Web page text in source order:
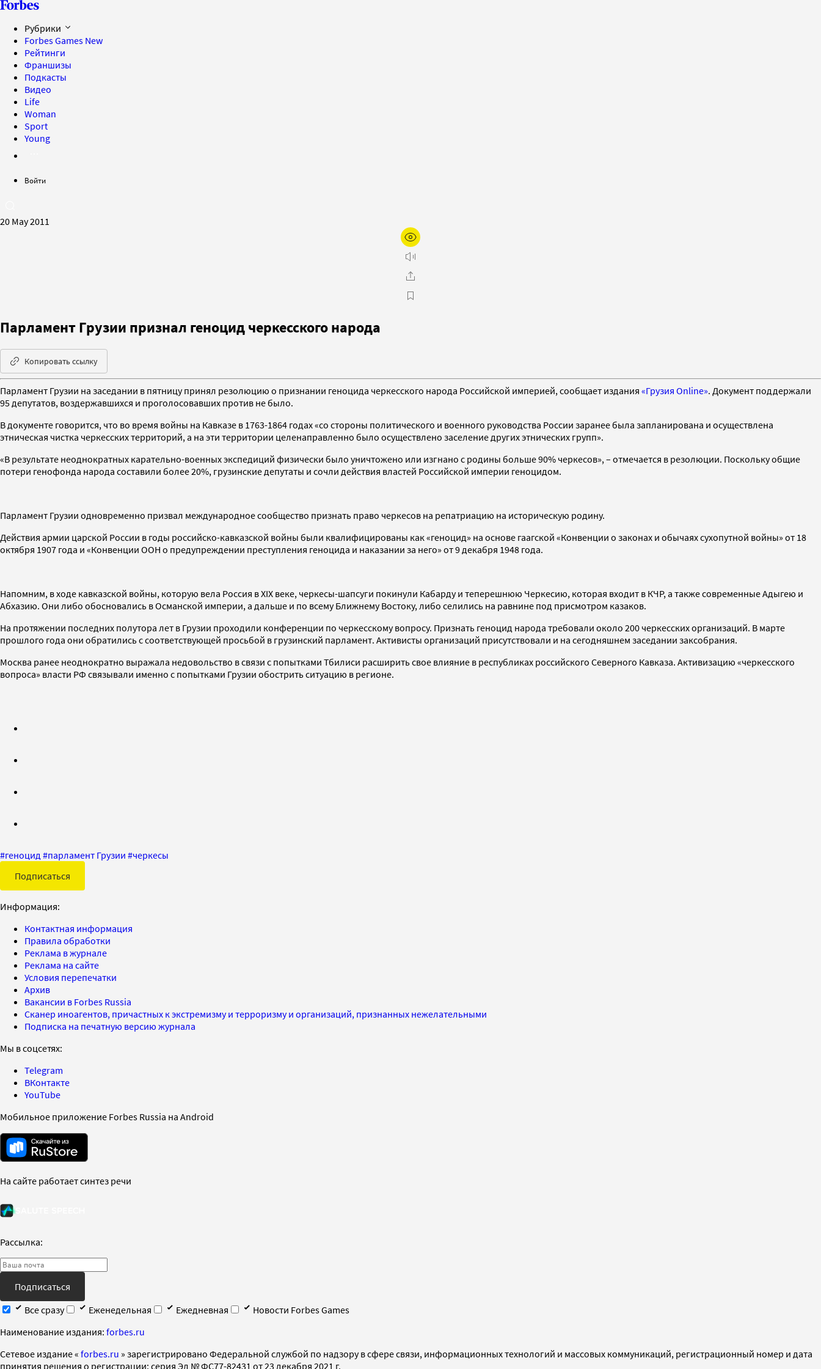
Рубрики
Forbes Games New
Рейтинги
Франшизы
Подкасты
Видео
Life
Woman
Sport
Young
Войти
20 May 2011
Парламент Грузии признал геноцид черкесского народа
Копировать ссылку
Парламент Грузии на заседании в пятницу принял резолюцию о признании геноцида черкесского народа Российской империей, сообщает издания «Грузия Online». Документ поддержали
95 депутатов, воздержавшихся и проголосовавших против не было.
В документе говорится, что во время войны на Кавказе в 1763-1864 годах «со стороны политического и военного руководства России заранее была запланирована и осуществлена
этническая чистка черкесских территорий, а на эти территории целенаправленно было осуществлено заселение других этнических групп».
«В результате неоднократных карательно-военных экспедиций физически было уничтожено или изгнано с родины больше 90% черкесов», – отмечается в резолюции. Поскольку общие
потери генофонда народа составили более 20%, грузинские депутаты и сочли действия властей Российской империи геноцидом.
Парламент Грузии одновременно призвал международное сообщество признать право черкесов на репатриацию на историческую родину.
Действия армии царской России в годы российско-кавказской войны были квалифицированы как «геноцид» на основе гаагской «Конвенции о законах и обычаях сухопутной войны» от 18
октября 1907 года и «Конвенции ООН о предупреждении преступления геноцида и наказании за него» от 9 декабря 1948 года.
Напомним, в ходе кавказской войны, которую вела Россия в XIX веке, черкесы-шапсуги покинули Кабарду и теперешнюю Черкесию, которая входит в КЧР, а также современные Адыгею и
Абхазию. Они либо обосновались в Османской империи, а дальше и по всему Ближнему Востоку, либо селились на равнине под присмотром казаков.
На протяжении последних полутора лет в Грузии проходили конференции по черкесскому вопросу. Признать геноцид народа требовали около 200 черкесских организаций. В марте
прошлого года они обратились с соответствующей просьбой в грузинский парламент. Активисты организаций присутствовали и на сегодняшнем заседании заксобрания.
Москва ранее неоднократно выражала недовольство в связи с попытками Тбилиси расширить свое влияние в республиках российского Северного Кавказа. Активизацию «черкесского
вопроса» власти РФ связывали именно с попытками Грузии обострить ситуацию в регионе.
#геноцид #парламент Грузии #черкесы
Подписаться
Информация:
Контактная информация
Правила обработки
Реклама в журнале
Реклама на сайте
Условия перепечатки
Архив
Вакансии в Forbes Russia
Сканер иноагентов, причастных к экстремизму и терроризму и организаций, признанных нежелательными
Подписка на печатную версию журнала
Мы в соцсетях:
Telegram
ВКонтакте
YouTube
Мобильное приложение Forbes Russia на Android
На сайте работает синтез речи
Рассылка:
Подписаться
Все сразу
Еженедельная Ежедневная
Новости Forbes Games
Наименование издания: forbes.ru
Cетевое издание « forbes.ru » зарегистрировано Федеральной службой по надзору в сфере связи, информационных технологий и массовых коммуникаций, регистрационный номер и дата
принятия решения о регистрации: серия Эл № ФС77-82431 от 23 декабря 2021 г.